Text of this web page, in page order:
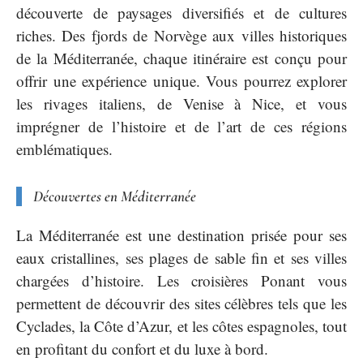
découverte de paysages diversifiés et de cultures
riches. Des fjords de Norvège aux villes historiques
de la Méditerranée, chaque itinéraire est conçu pour
offrir une expérience unique. Vous pourrez explorer
les rivages italiens, de Venise à Nice, et vous
imprégner de l’histoire et de l’art de ces régions
emblématiques.
Découvertes en Méditerranée
La Méditerranée est une destination prisée pour ses
eaux cristallines, ses plages de sable fin et ses villes
chargées d’histoire. Les croisières Ponant vous
permettent de découvrir des sites célèbres tels que les
Cyclades, la Côte d’Azur, et les côtes espagnoles, tout
en profitant du confort et du luxe à bord.